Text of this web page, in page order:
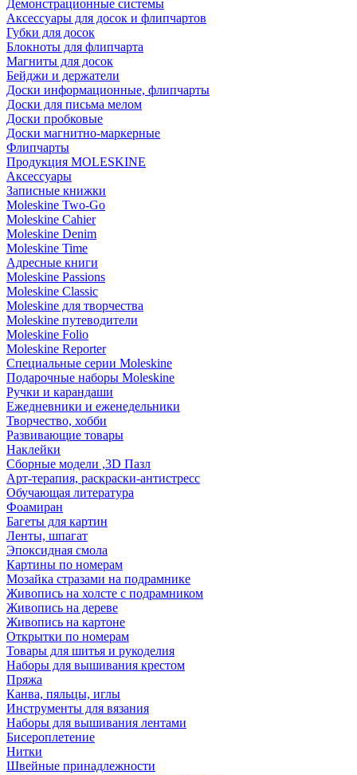
Демонстрационные системы
Аксессуары для досок и флипчартов
Губки для досок
Блокноты для флипчарта
Магниты для досок
Бейджи и держатели
Доски информационные, флипчарты
Доски для письма мелом
Доски пробковые
Доски магнитно-маркерные
Флипчарты
Продукция MOLESKINE
Аксессуары
Записные книжки
Moleskine Two-Go
Moleskine Cahier
Moleskine Denim
Moleskine Time
Адресные книги
Moleskine Passions
Moleskine Classic
Moleskine для творчества
Moleskine путеводители
Moleskine Folio
Moleskine Reporter
Специальные серии Moleskine
Подарочные наборы Moleskine
Ручки и карандаши
Ежедневники и еженедельники
Творчество, хобби
Развивающие товары
Наклейки
Сборные модели ,3D Пазл
Арт-терапия, раскраски-антистресс
Обучающая литература
Фоамиран
Багеты для картин
Ленты, шпагат
Эпоксидная смола
Картины по номерам
Мозайка стразами на подрамнике
Живопись на холсте с подрамником
Живопись на дереве
Живопись на картоне
Открытки по номерам
Товары для шитья и рукоделия
Наборы для вышивания крестом
Пряжа
Канва, пяльцы, иглы
Инструменты для вязания
Наборы для вышивания лентами
Бисероплетение
Нитки
Швейные принадлежности